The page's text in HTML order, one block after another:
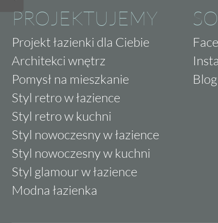
PROJEKTUJEMY
Projekt łazienki dla Ciebie
Architekci wnętrz
Pomysł na mieszkanie
Styl retro w łazience
Styl retro w kuchni
Styl nowoczesny w łazience
Styl nowoczesny w kuchni
Styl glamour w łazience
Modna łazienka
Blog